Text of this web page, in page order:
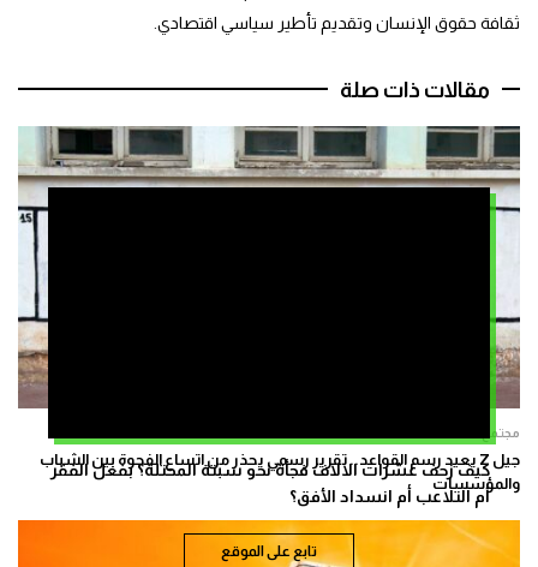
كيف زحف عشرات الالاف فجأة نحو سبتة المحتلة؟ بفعل الفقر
أم التلاعب أم انسداد الأفق؟
تابع على الموقع
ثقافة حقوق الإنسان وتقديم تأطير سياسي اقتصادي.
مقالات ذات صلة
مجتمع
جيل Z يعيد رسم القواعد.. تقرير رسمي يحذر من اتساع الفجوة بين الشباب
والمؤسسات